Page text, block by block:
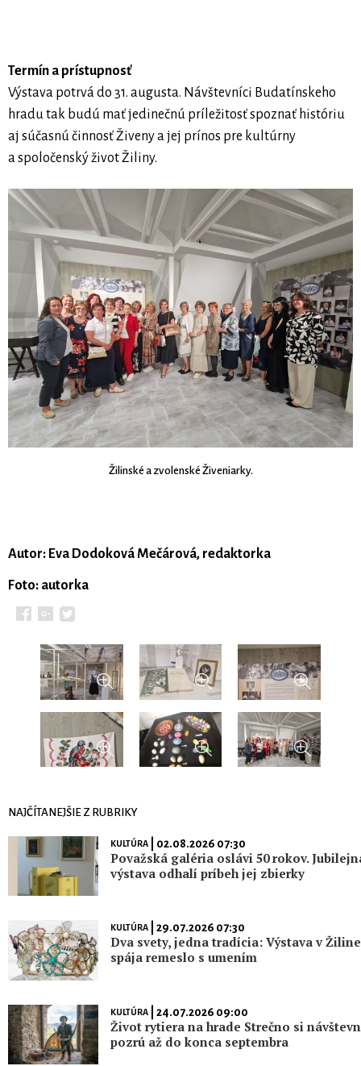
Termín a prístupnosť
Výstava potrvá do 31. augusta. Návštevníci Budatínskeho
hradu tak budú mať jedinečnú príležitosť spoznať históriu
aj súčasnú činnosť Živeny a jej prínos pre kultúrny
a spoločenský život Žiliny.
Žilinské a zvolenské Živeniarky.
Autor: Eva Dodoková Mečárová, redaktorka
Foto: autorka
NAJČÍTANEJŠIE Z RUBRIKY
KULTÚRA| 02.08.2026 07:30
Považská galéria oslávi 50 rokov.
výstava odhalí príbeh jej zbierky
KULTÚRA| 29.07.2026 07:30
Dva svety, jedna tradícia: Výstava v Žiline
spája remeslo s umením
KULTÚRA| 24.07.2026 09:00
Život rytiera na hrade Strečno si
pozrú až do konca septembra